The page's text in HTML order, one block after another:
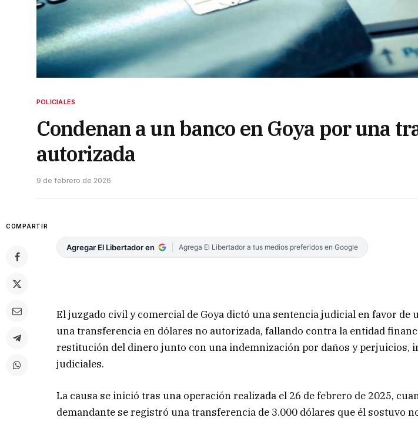
POLICIALES
Condenan a un banco en Goya por una
autorizada
9 de febrero de 2026
COMPARTIR
Agregar El Libertador en Agrega El Libertador a tus medios preferidos en Google
El juzgado civil y comercial de Goya dictó una sentencia judicial en favor de
una transferencia en dólares no autorizada, fallando contra la entidad
restitución del dinero junto con una indemnización por daños y perjuicios,
judiciales.
La causa se inició tras una operación realizada el 26 de febrero de 2025,
demandante se registró una transferencia de 3.000 dólares que él sostuvo